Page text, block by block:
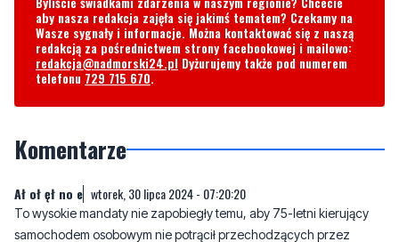
Byliście świadkami zdarzenia w naszym regionie? Chcecie
aby nasza redakcja zajęła się jakimś tematem? Czekamy na
Wasze sygnały i informacje. Można kontaktować się z naszą
redakcją za pośrednictwem strony facebookowej i mailowo:
telefonu
Komentarze